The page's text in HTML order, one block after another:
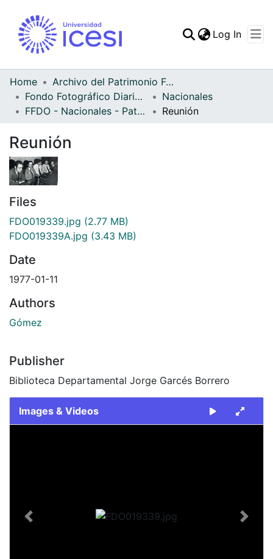
Statistics
Log In
Home
Archivo del Patrimonio Fotográfico y Fílmico del Valle del Cauca
Fondo Fotográfico Diario Occidente
Nacionales
FFDO - Nacionales - Patrimonial
Reunión
Reunión
Files
FDO019339.jpg (2.77 MB)
FDO019339A.jpg (3.43 MB)
Date
1977-01-11
Authors
Gómez
Publisher
Biblioteca Departamental Jorge Garcés Borrero
Images & Videos
Previous Next